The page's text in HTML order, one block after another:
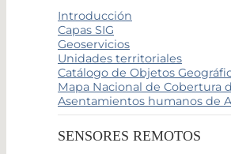
Introducción
Capas SIG
Geoservicios
Unidades territoriales
Catálogo de Objetos
Mapa Nacional de Cobertura
Asentamientos humanos de
SENSORES REMOTOS